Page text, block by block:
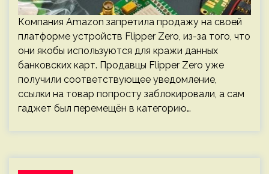
Компания Amazon запретила продажу на своей
платформе устройств Flipper Zero, из-за того, что
они якобы используются для кражи данных
банковских карт. Продавцы Flipper Zero уже
получили соответствующее уведомление,
ссылки на товар попросту заблокировали, а сам
гаджет был перемещён в категорию…